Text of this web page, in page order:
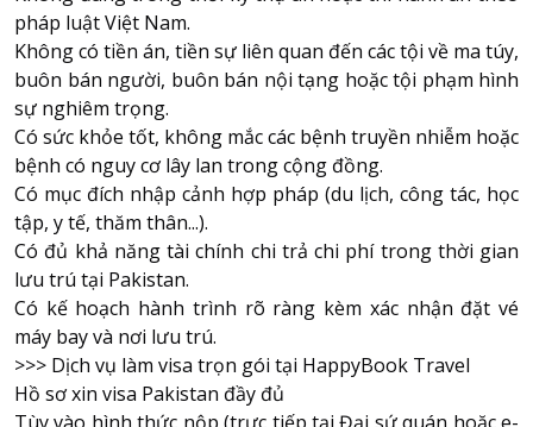
pháp luật Việt Nam.
Không có tiền án, tiền sự liên quan đến các tội về ma túy,
buôn bán người, buôn bán nội tạng hoặc tội phạm hình
sự nghiêm trọng.
Có sức khỏe tốt, không mắc các bệnh truyền nhiễm hoặc
bệnh có nguy cơ lây lan trong cộng đồng.
Có mục đích nhập cảnh hợp pháp (du lịch, công tác, học
tập, y tế, thăm thân...).
Có đủ khả năng tài chính chi trả chi phí trong thời gian
lưu trú tại Pakistan.
Có kế hoạch hành trình rõ ràng kèm xác nhận đặt vé
máy bay và nơi lưu trú.
>>> Dịch vụ làm visa trọn gói tại HappyBook Travel
Hồ sơ xin visa Pakistan đầy đủ